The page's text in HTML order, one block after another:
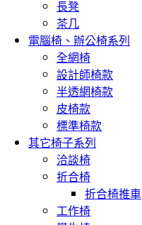
長凳
茶几
電腦椅、辦公椅系列
全網椅
設計師椅款
半透網椅款
皮椅款
標準椅款
其它椅子系列
洽談椅
折合椅
折合椅推車
工作椅